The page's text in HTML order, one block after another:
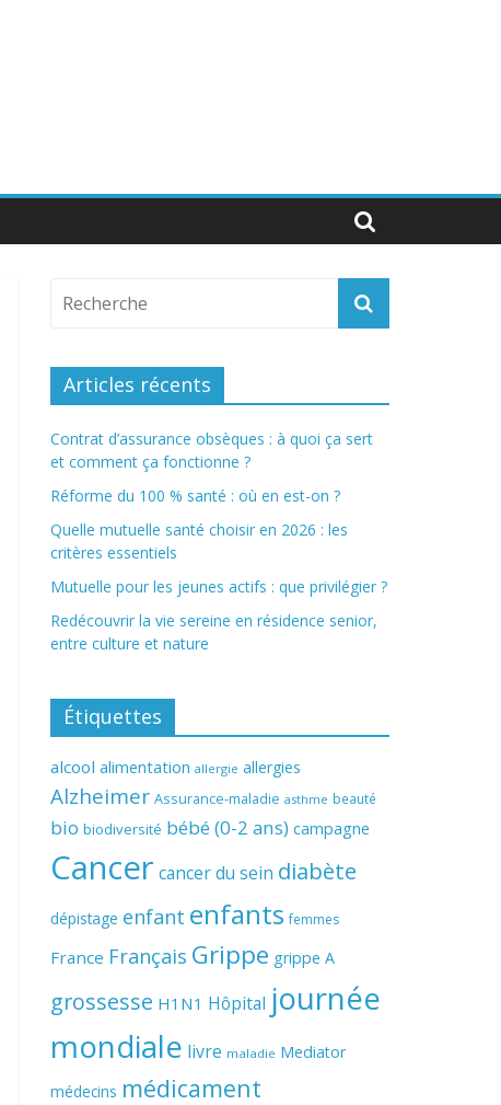
Articles récents
Contrat d’assurance obsèques : à quoi ça sert
et comment ça fonctionne ?
Réforme du 100 % santé : où en est-on ?
Quelle mutuelle santé choisir en 2026 : les
critères essentiels
Mutuelle pour les jeunes actifs : que privilégier ?
Redécouvrir la vie sereine en résidence senior,
entre culture et nature
Étiquettes
alcool alimentation allergie allergies
Alzheimer Assurance-maladie asthme beauté
bio biodiversité bébé (0-2 ans) campagne
Cancer cancer du sein diabète
dépistage enfant enfants femmes
France Français Grippe grippe A
grossesse H1N1 Hôpital journée
mondiale livre maladie Mediator
médecins médicament